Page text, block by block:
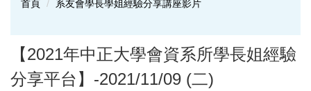
首頁 系友會學長學姐經驗分享講座影片
【2021年中正大學會資系所學長姐經驗
分享平台】-2021/11/09 (二)